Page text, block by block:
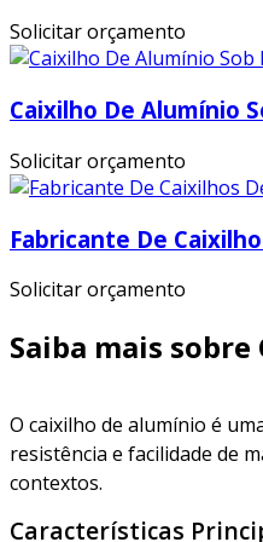
Solicitar orçamento
Caixilho De Alumínio
Solicitar orçamento
Fabricante De
Solicitar orçamento
Saiba mais
O caixilho de alumínio é
resistência e facilidade de
contextos.
Características